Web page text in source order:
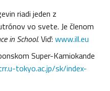
riadi jeden z
vo svete. Je členom
in School. Viď: www.ill.eu
Super-Kamiokande
tokyo.ac.jp/sk/index-